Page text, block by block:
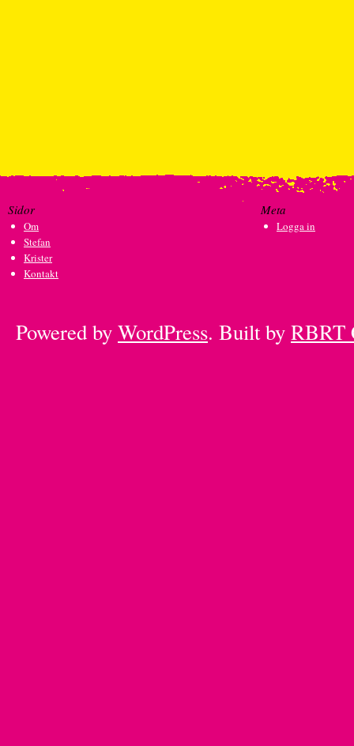
Sidor
Om
Stefan
Krister
Kontakt
Meta
Logga in
Powered byWordPress. Built byRBRT